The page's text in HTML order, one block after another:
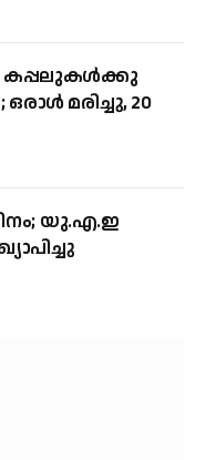
കപ്പലുകള്‍ക്കു
മരിച്ചു, 20
യു.എ.ഇ